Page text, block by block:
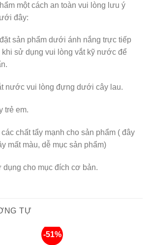
một cách an toàn vui lòng lưu ý
đây:
sản phẩm dưới ánh nắng trực tiếp
khi sử dụng vui lòng vắt kỹ nước để
nước vui lòng đựng dưới cây lau.
trẻ em.
chất tẩy mạnh cho sản phẩm ( đây
mất màu, dễ mục sản phẩm)
dụng cho mục đích cơ bản.
TỰ
-51%